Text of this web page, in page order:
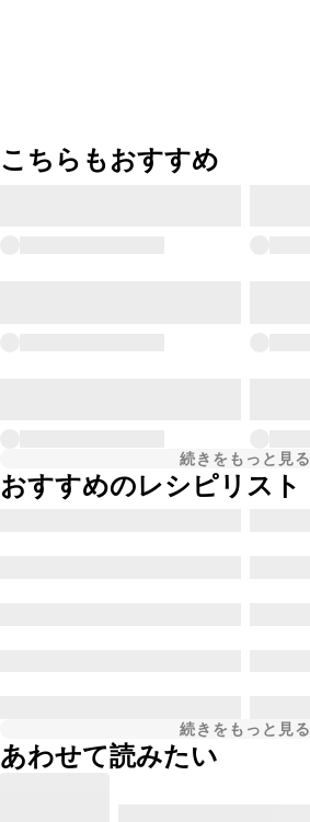
こちらもおすすめ
続きをもっと見る
おすすめのレシピリスト
続きをもっと見る
あわせて読みたい